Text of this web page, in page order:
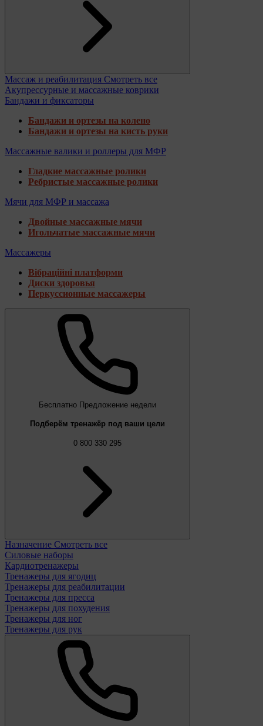
Массаж и реабилитация Смотреть все
Акупрессурные и массажные коврики
Бандажи и фиксаторы
Бандажи и ортезы на колено
Бандажи и ортезы на кисть руки
Массажные валики и роллеры для МФР
Гладкие массажные ролики
Ребристые массажные ролики
Мячи для МФР и массажа
Двойные массажные мячи
Игольчатые массажные мячи
Массажеры
Вібраційні платформи
Диски здоровья
Перкуссионные массажеры
Бесплатно Предложение недели
Подберём тренажёр под ваши цели
0 800 330 295
Назначение Смотреть все
Силовые наборы
Кардиотренажеры
Тренажеры для ягодиц
Тренажеры для реабилитации
Тренажеры для пресса
Тренажеры для похудения
Тренажеры для ног
Тренажеры для рук